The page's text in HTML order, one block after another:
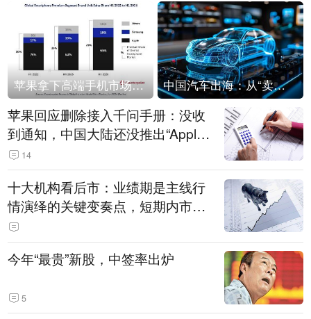
苹果拿下高端手机市场65%的份额：iPhone 17系列功不可没 中国汽车出海：从“卖出去”到“走进去”
苹果回应删除接入千问手册：没收
到通知，中国大陆还没推出“Apple
智能使用千问”功能
14
十大机构看后市：业绩期是主线行
情演绎的关键变奏点，短期内市场
或继续反弹，关注三条业绩主线
今年“最贵”新股，中签率出炉
5